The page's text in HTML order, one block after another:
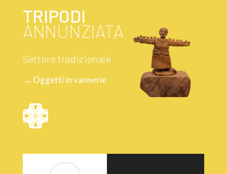
TRIPODI
ANNUNZIATA
Settore tradizionale
→ Oggetti in vannerie